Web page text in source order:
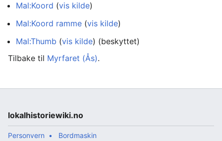
Mal:Koord (vis kilde)
Mal:Koord ramme (vis kilde)
Mal:Thumb (vis kilde) (beskyttet)
Tilbake til Myrfaret (Ås).
lokalhistoriewiki.no
Personvern Bordmaskin